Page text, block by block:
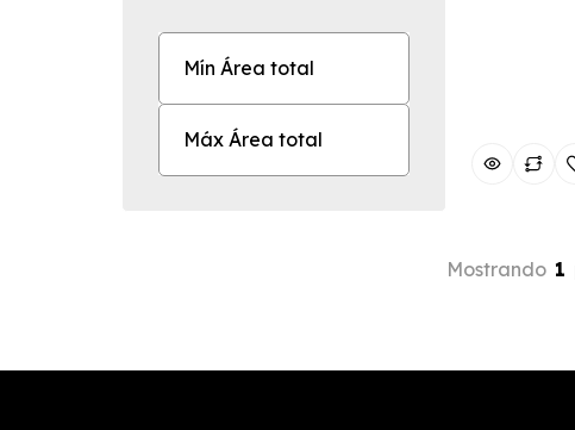
Mostrando 1